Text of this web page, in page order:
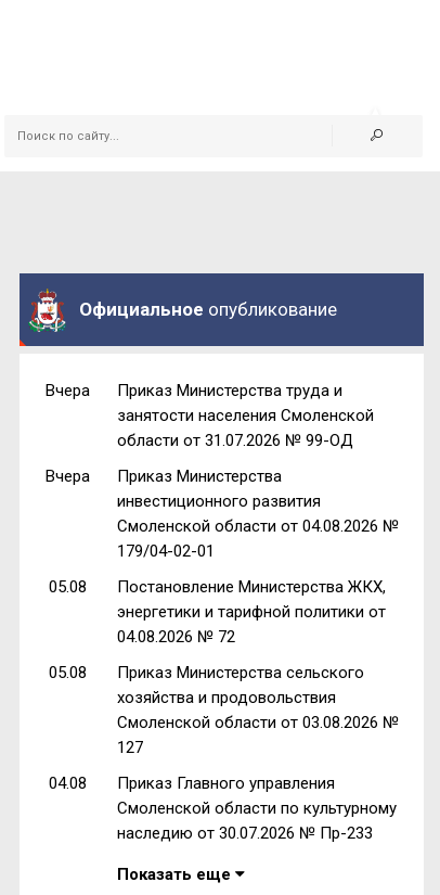
Официальное опубликование
Вчера
Приказ Министерства труда и
занятости населения Смоленской
области от 31.07.2026 № 99-ОД
Вчера
Приказ Министерства
инвестиционного развития
Смоленской области от 04.08.2026 №
179/04-02-01
05.08
Постановление Министерства ЖКХ,
энергетики и тарифной политики от
04.08.2026 № 72
05.08
Приказ Министерства сельского
хозяйства и продовольствия
Смоленской области от 03.08.2026 №
127
04.08
Приказ Главного управления
Смоленской области по культурному
наследию от 30.07.2026 № Пр-233
Показать еще